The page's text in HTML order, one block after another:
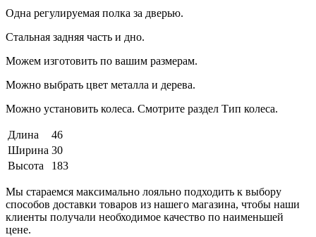
Одна регулируемая полка за дверью.
Стальная задняя часть и дно.
Можем изготовить по вашим размерам.
Можно выбрать цвет металла и дерева.
Можно установить колеса. Смотрите раздел Тип колеса.
Длина
46
Ширина 30
Высота
183
Мы стараемся максимально лояльно подходить к выбору
способов доставки товаров из нашего магазина, чтобы наши
клиенты получали необходимое качество по наименьшей
цене.